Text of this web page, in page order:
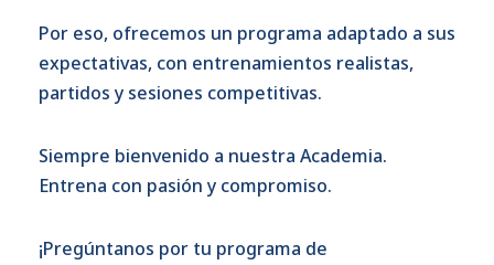
Por eso, ofrecemos un programa adaptado a sus
expectativas, con entrenamientos realistas,
partidos y sesiones competitivas.
Siempre bienvenido a nuestra Academia.
Entrena con pasión y compromiso.
¡Pregúntanos por tu programa de